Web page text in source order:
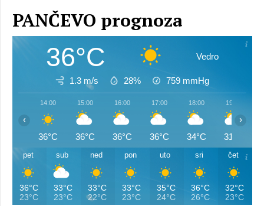
PANČEVO prognoza
36°C Vedro
1.3 m/s 28% 759 mmHg
14:00
36°C
15:00
36°C
16:00
36°C
17:00
36°C
18:00
34°C
19:00
31°C
‹ ›
pet
36°C
23°C
sub
33°C
23°C
ned
33°C
22°C
pon
33°C
23°C
uto
35°C
24°C
sri
36°C
26°C
čet
32°C
23°C